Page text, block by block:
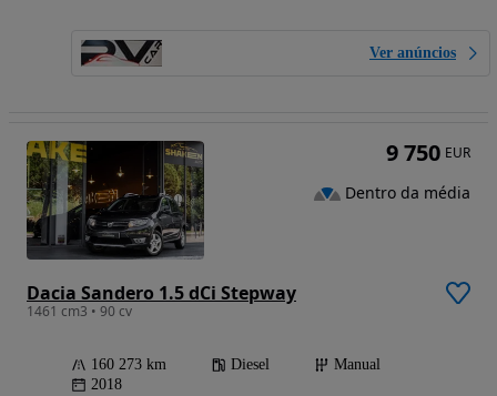
Ver anúncios
Dacia Sandero 1.5 dCi Stepway
1461 cm3 • 90 cv
160 273 km Diesel
Manual
2018
9 750 EUR
Dentro da média